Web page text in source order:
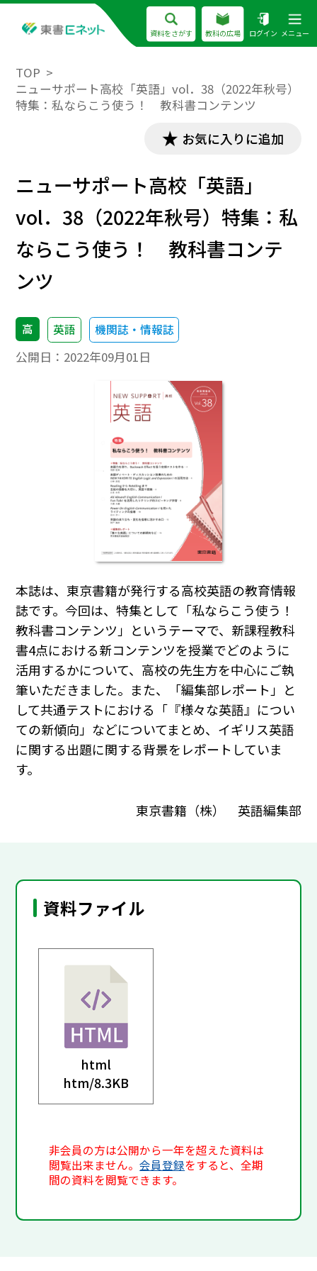
資料をさがす 教科の広場 ログイン メニュー
TOP
ニューサポート高校「英語」vol．38（2022年秋号）
特集：私ならこう使う！ 教科書コンテンツ
お気に入りに追加
ニューサポート高校「英語」
vol．38（2022年秋号）特集：私
ならこう使う！ 教科書コンテ
ンツ
高 英語 機関誌・情報誌
公開日： 2022年09月01日
本誌は、東京書籍が発行する高校英語の教育情報
誌です。今回は、特集として「私ならこう使う！
教科書コンテンツ」というテーマで、新課程教科
書4点における新コンテンツを授業でどのように
活用するかについて、高校の先生方を中心にご執
筆いただきました。また、「編集部レポート」と
して共通テストにおける「『様々な英語』につい
ての新傾向」などについてまとめ、イギリス英語
に関する出題に関する背景をレポートしていま
す。
東京書籍（株） 英語編集部
資料ファイル
html
htm/8.3KB
非会員の方は公開から一年を超えた資料は
閲覧出来ません。会員登録をすると、全期
間の資料を閲覧できます。